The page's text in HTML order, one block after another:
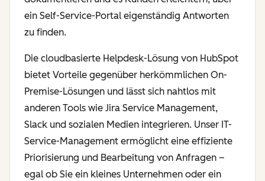
ein Self-Service-Portal eigenständig Antworten
zu finden.
Die cloudbasierte Helpdesk-Lösung von HubSpot
bietet Vorteile gegenüber herkömmlichen On-
Premise-Lösungen und lässt sich nahtlos mit
anderen Tools wie Jira Service Management,
Slack und sozialen Medien integrieren. Unser IT-
Service-Management ermöglicht eine effiziente
Priorisierung und Bearbeitung von Anfragen –
egal ob Sie ein kleines Unternehmen oder ein